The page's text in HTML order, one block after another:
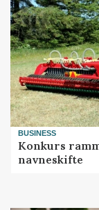
BUSINESS
Konkurs
navneskifte